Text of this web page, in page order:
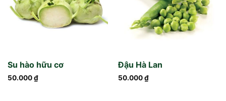
Su hào hữu cơ
50.000₫
Đậu Hà Lan
50.000₫